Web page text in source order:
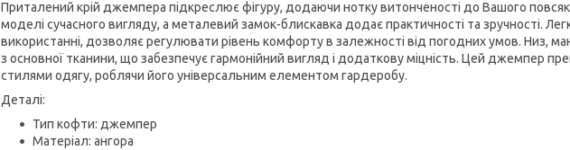
Приталений крій джемпера підкреслює фігуру, додаючи нотку витонченості до Вашого
моделі сучасного вигляду, а металевий замок-блискавка додає практичності та зручності.
використанні, дозволяє регулювати рівень комфорту в залежності від погодних умов. Низ,
з основної тканини, що забезпечує гармонійний вигляд і додаткову міцність. Цей джемпер
стилями одягу, роблячи його універсальним елементом гардеробу.
Деталі:
Тип кофти: джемпер
Матеріал: ангора